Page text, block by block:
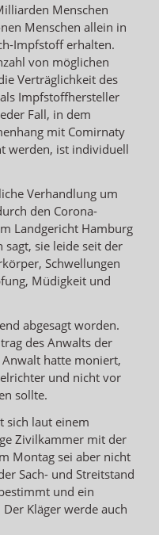
Menschen
Menschen allein in
Impfstoff erhalten.
von möglichen
Verträglichkeit des
Impfstoffhersteller
Fall, in dem
mit Comirnaty
werden, ist individuell
Verhandlung um
den Corona-
Landgericht Hamburg
sie leide seit der
Schwellungen
Müdigkeit und
abgesagt worden.
des Anwalts der
Anwalt hatte moniert,
und nicht vor
sollte.
sich laut einem
Zivilkammer mit der
Montag sei aber nicht
Sach- und Streitstand
und ein
Kläger werde auch